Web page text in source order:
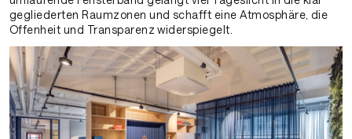
gegliederten Raumzonen und schafft eine Atmosphäre, die
Offenheit und Transparenz widerspiegelt.